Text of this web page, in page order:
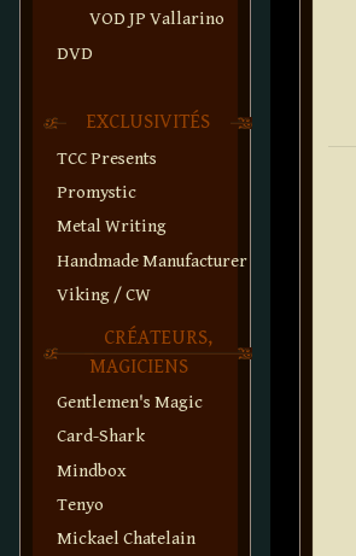
VOD JP Vallarino
DVD
EXCLUSIVITÉS
TCC Presents
Promystic
Metal Writing
Handmade Manufacturer
Viking / CW
CRÉATEURS,
MAGICIENS
Gentlemen's Magic
Card-Shark
Mindbox
Tenyo
Mickael Chatelain